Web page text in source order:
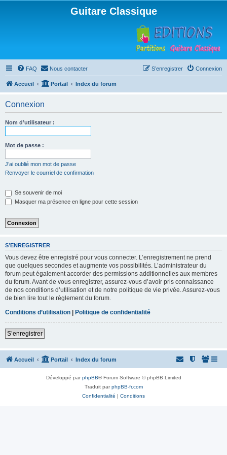
Guitare Classique
FAQ Nous contacter Connexion
S’enregistrer
Accueil Portail Index du forum
Connexion
Nom d’utilisateur :
Mot de passe :
J’ai oublié mon mot de passe
Renvoyer le courriel de confirmation
Se souvenir de moi
Masquer ma présence en ligne pour cette session
S’ENREGISTRER
Vous devez être enregistré pour vous connecter. L’enregistrement ne prend
que quelques secondes et augmente vos possibilités. L’administrateur du
forum peut également accorder des permissions additionnelles aux membres
du forum. Avant de vous enregistrer, assurez-vous d’avoir pris connaissance
de nos conditions d’utilisation et de notre politique de vie privée. Assurez-vous
de bien lire tout le règlement du forum.
Conditions d’utilisation | Politique de confidentialité
S’enregistrer
Accueil Portail Index du forum
Développé parphpBB® Forum Software © phpBB Limited
Traduit parphpBB-fr.com
Confidentialité | Conditions